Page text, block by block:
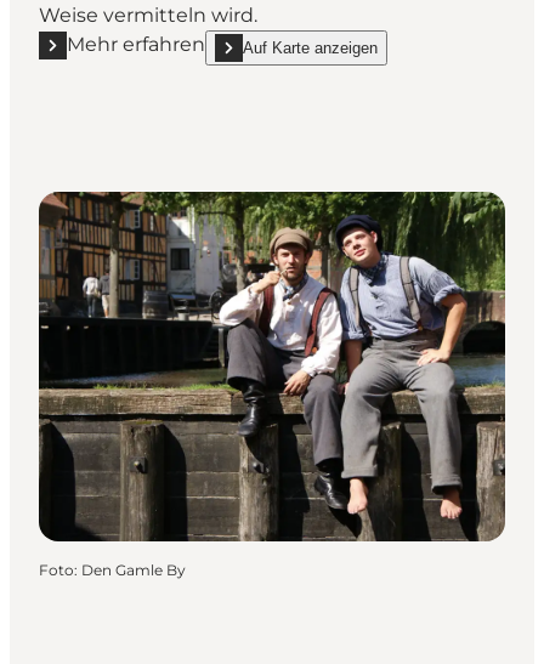
Weise vermitteln wird.
Mehr erfahren
Mehr erfahren "Moesgaard Museum"
Auf Karte anzeigen
show Moesgaard Museum on_map
Foto: Den Gamle By